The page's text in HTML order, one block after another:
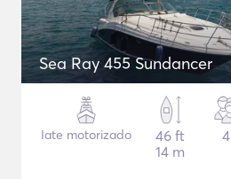
Sea Ray 455 Sundancer
Iate motorizado
46 ft
14 m
4